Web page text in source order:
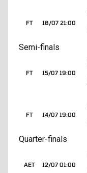
18/07 21:00
FT
Semi-finals
15/07 19:00
FT
14/07 19:00
FT
Quarter-finals
12/07 01:00
AET